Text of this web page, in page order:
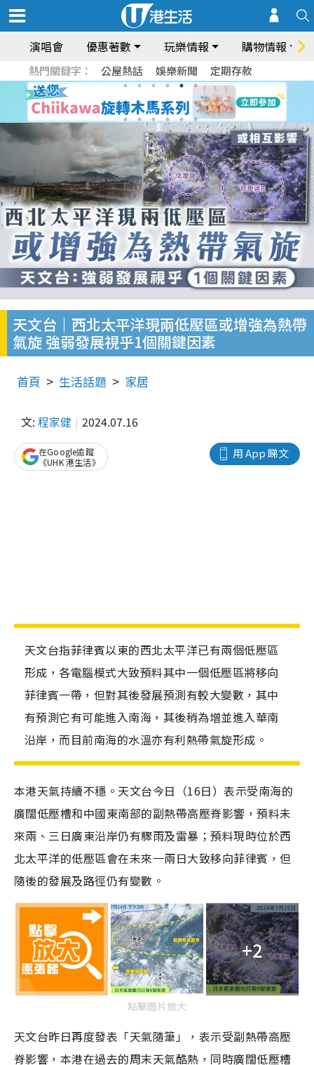
演唱會 優惠著數 玩樂情報 購物情報
熱門關鍵字： 公屋熱話 娛樂新聞 定期存款
天文台｜西北太平洋現兩低壓區或增強為熱帶
氣旋 強弱發展視乎1個關鍵因素
首頁 生活話題 家居
文: 程家健 2024.07.16
用 App 睇文
在Google追蹤
《UHK 港生活》
天文台指菲律賓以東的西北太平洋已有兩個低壓區
形成，各電腦模式大致預料其中一個低壓區將移向
菲律賓一帶，但對其後發展預測有較大變數，其中
有預測它有可能進入南海，其後稍為增並進入華南
沿岸，而目前南海的水溫亦有利熱帶氣旋形成。
本港天氣持續不穩。天文台今日（16日）表示受南海的
廣闊低壓槽和中國東南部的副熱帶高壓脊影響，預料未
來兩、三日廣東沿岸仍有驟雨及雷暴；預料現時位於西
北太平洋的低壓區會在未來一兩日大致移向菲律賓，但
隨後的發展及路徑仍有變數。
+2
點擊圖片放大
天文台昨日再度發表「天氣隨筆」，表示受副熱帶高壓
脊影響，本港在過去的周末天氣酷熱，同時廣闊低壓槽